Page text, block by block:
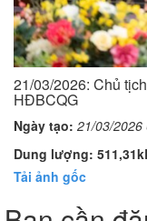
21/03/2026: Chủ
HĐBCQG
Ngày tạo: 21/03/2026
Dung lượng:
Tải ảnh gốc